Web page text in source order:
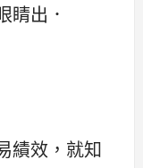
睛出．
績效，就知